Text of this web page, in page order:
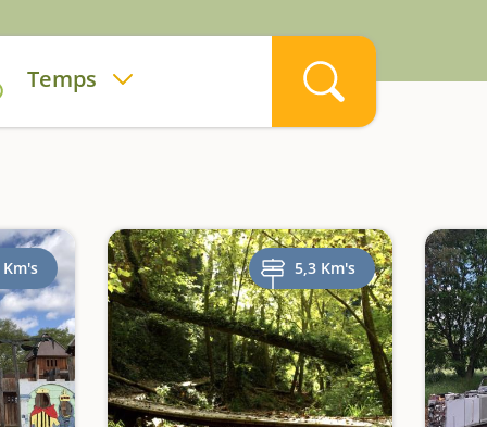
Temps
5,3 Km's